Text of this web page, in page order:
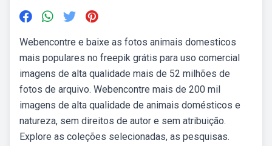
Webencontre e baixe as fotos animais domesticos
mais populares no freepik grátis para uso comercial
imagens de alta qualidade mais de 52 milhões de
fotos de arquivo. Webencontre mais de 200 mil
imagens de alta qualidade de animais domésticos e
natureza, sem direitos de autor e sem atribuição.
Explore as coleções selecionadas, as pesquisas.